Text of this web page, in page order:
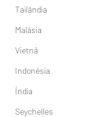
Tailândia
Malásia
Vietnã
Indonésia
Índia
Seychelles